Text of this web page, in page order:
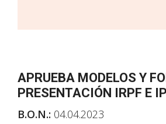
APRUEBA MODELOS Y
PRESENTACIÓN IRPF E
B.O.N.: 04.04.2023